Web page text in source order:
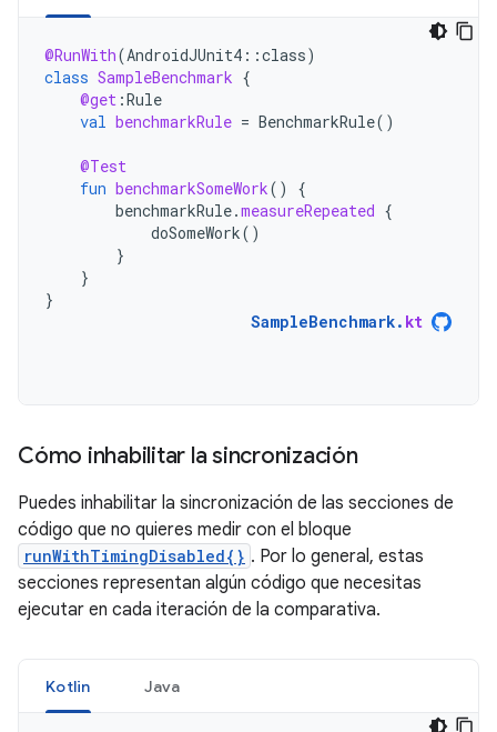
@RunWith(AndroidJUnit4 ::class)
class SampleBenchmark {
@get :Rule
val benchmarkRule = BenchmarkRule()
@Test
fun benchmarkSomeWork()
{
benchmarkRule.measureRepeated {
doSomeWork()
}
}
}
SampleBenchmark. kt
Cómo inhabilitar la sincronización
Puedes inhabilitar la sincronización de las secciones de
código que no quieres medir con el bloque
runWithTimingDisabled{} . Por lo general, estas
secciones representan algún código que necesitas
ejecutar en cada iteración de la comparativa.
Kotlin Java